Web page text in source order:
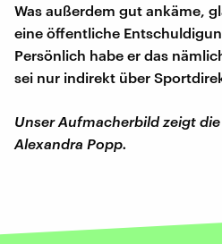
Was außerdem gut ankäme,
eine öffentliche
Persönlich habe er das
sei nur indirekt über
Unser Aufmacherbild zeigt
Alexandra Popp.